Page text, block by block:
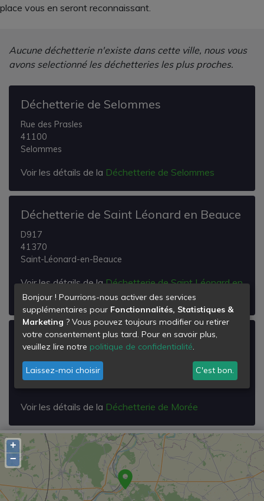
place vous en seront reconnaissant.
Aucune déchetterie n'existe dans cette ville, nous vous
avons selectionné les déchetteries les plus proches.
Déchetterie de Selommes
Rue des Prasles
41100
Selommes
Voir les détails de la Déchetterie de Selommes
Déchetterie de Saint Léonard en Beauce
D917
41370
Saint-Léonard-en-Beauce
Voir les détails de laDéchetterie de Saint Léonard en
Beauce
Déchetterie de Morée
Za de la Varenne
41160
Morée
Voir les détails de la Déchetterie de Morée
+
−
Bonjour ! Pourrions-nous activer des services
supplémentaires pour Fonctionnalités, Statistiques &
Marketing ? Vous pouvez toujours modifier ou retirer
votre consentement plus tard. Pour en savoir plus,
veuillez lire notre politique de confidentialité.
Laissez-moi choisir C'est bon.